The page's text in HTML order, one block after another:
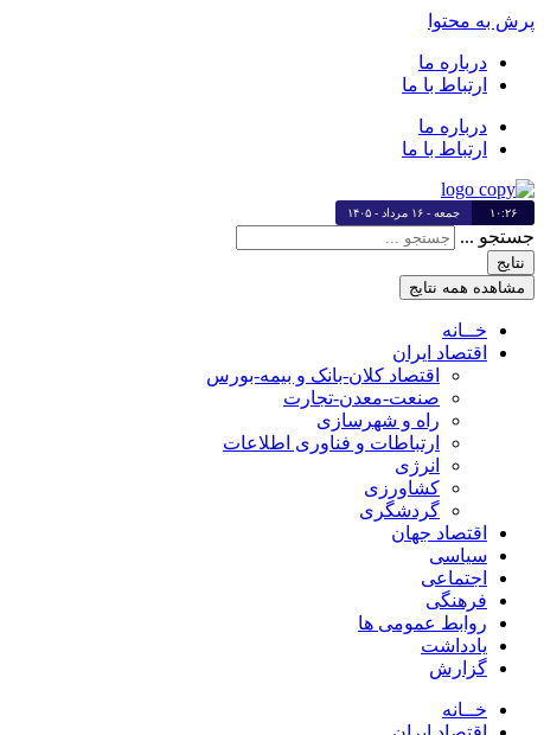
پرش به محتوا
درباره ما
ارتباط با ما
درباره ما
ارتباط با ما
۱۰:۲۶ جمعه - ۱۶ مرداد - ۱۴۰۵
جستجو ...
نتایج
مشاهده همه نتایج
خــانه
اقتصاد ایران
اقتصاد کلان-بانک و بیمه-بورس
صنعت-معدن-تجارت
راه و شهرسازی
ارتباطات و فناوری اطلاعات
انرژی
کشاورزی
گردشگری
اقتصاد جهان
سیاسی
اجتماعی
فرهنگی
روابط عمومی ها
یادداشت
گزارش
خــانه